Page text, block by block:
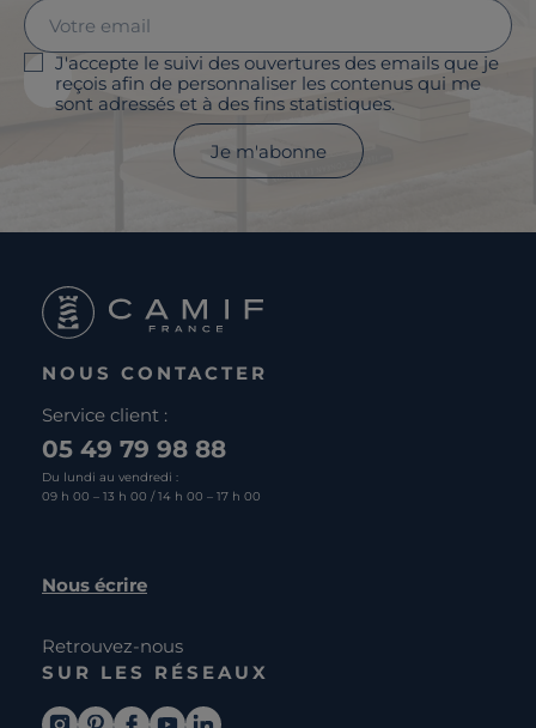
J'accepte le suivi des ouvertures des emails que je
reçois afin de personnaliser les contenus qui me
sont adressés et à des fins statistiques.
Je m'abonne
NOUS CONTACTER
Service client :
05 49 79 98 88
Du lundi au vendredi :
09 h 00 – 13 h 00 / 14 h 00 – 17 h 00
Nous écrire
Retrouvez-nous
SUR LES RÉSEAUX